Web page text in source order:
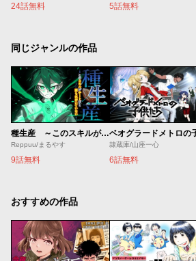
24話無料 5話無料
同じジャンルの作品
種生産 ～このスキルがチートだとまだ誰も気付いていない～
Reppuu/まるやす
9話無料
隷蔵庫/山座一心
6話無料
おすすめの作品